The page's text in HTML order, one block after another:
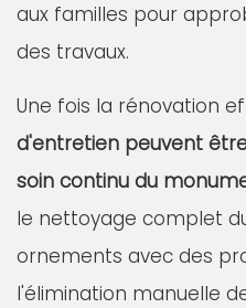
aux familles pour
des travaux.
Une fois la rénovation
d'entretien peuvent
soin continu du
le nettoyage complet
ornements avec des
l'élimination manuelle